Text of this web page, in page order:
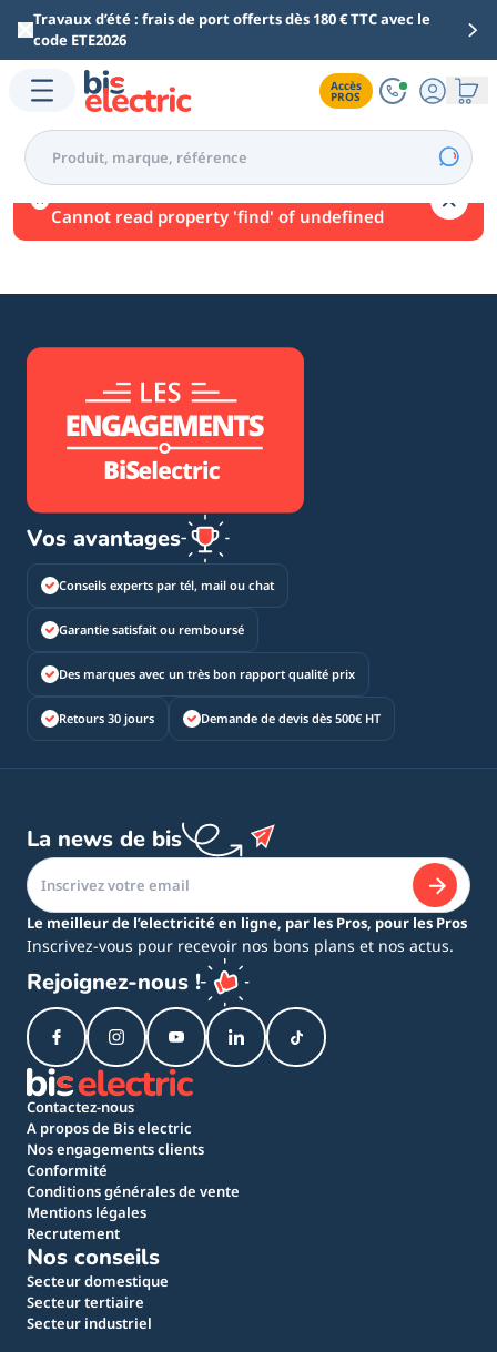
Aller au contenu principal
Travaux d’été : frais de port offerts dès 180 € TTC avec le
code ETE2026
Accès
PROS
Une erreur est survenue.
Cannot read property 'find' of undefined
Vos avantages
Conseils experts par tél, mail ou chat
Garantie satisfait ou remboursé
Des marques avec un très bon rapport qualité prix
Retours 30 jours Demande de devis dès 500€ HT
La news de bis
Le meilleur de l’electricité en ligne, par les Pros, pour les Pros
Inscrivez-vous pour recevoir nos bons plans et nos actus.
Rejoignez-nous !
Contactez-nous
A propos de Bis electric
Nos engagements clients
Conformité
Conditions générales de vente
Mentions légales
Recrutement
Nos conseils
Secteur domestique
Secteur tertiaire
Secteur industriel